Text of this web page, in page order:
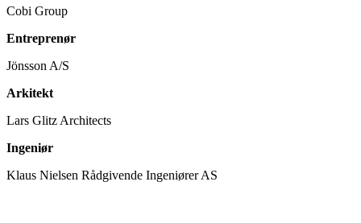
Cobi Group
Entreprenør
Jönsson A/S
Arkitekt
Lars Glitz Architects
Ingeniør
Klaus Nielsen Rådgivende Ingeniører AS